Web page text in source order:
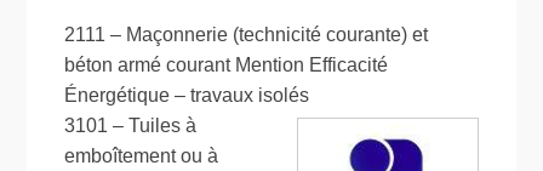
2111 – Maçonnerie (technicité courante) et
béton armé courant Mention Efficacité
Énergétique – travaux isolés
3101 – Tuiles à
emboîtement ou à